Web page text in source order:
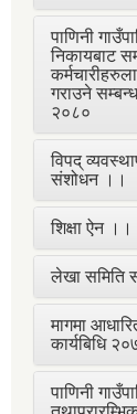
पाणिनी
निकायबाट
गराउने
२०८०
विपद्
संशोधन ।।
शिक्षा ऐन ।।
लेखा समिति
मागमा
कार्यबिधि
पाणिनी